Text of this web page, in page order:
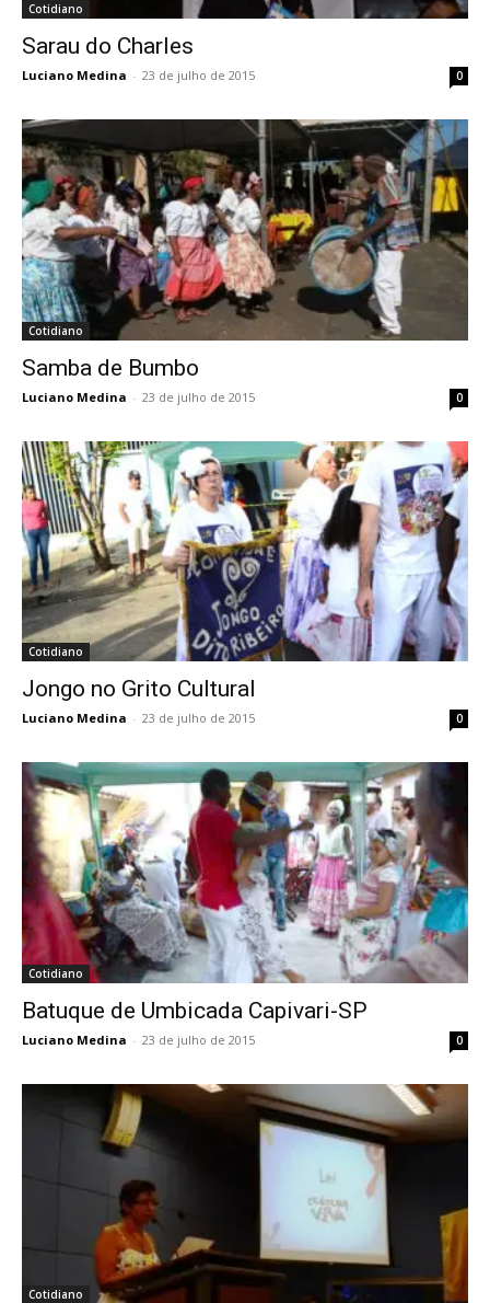
Cotidiano
Sarau do Charles
Luciano Medina - 23 de julho de 2015 0
Cotidiano
Samba de Bumbo
Luciano Medina - 23 de julho de 2015 0
Cotidiano
Jongo no Grito Cultural
Luciano Medina - 23 de julho de 2015 0
Cotidiano
Batuque de Umbicada Capivari-SP
Luciano Medina - 23 de julho de 2015 0
Cotidiano